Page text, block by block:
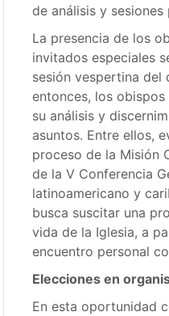
de análisis y sesiones
La presencia de los
invitados especiales
sesión vespertina del
entonces, los
su análisis y
asuntos. Entre ellos,
proceso de la Misión
de la V Conferencia
latinoamericano y
busca suscitar una
vida de la Iglesia, a
encuentro personal
Elecciones en
En esta oportunidad